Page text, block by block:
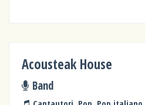
Acousteak House
Band